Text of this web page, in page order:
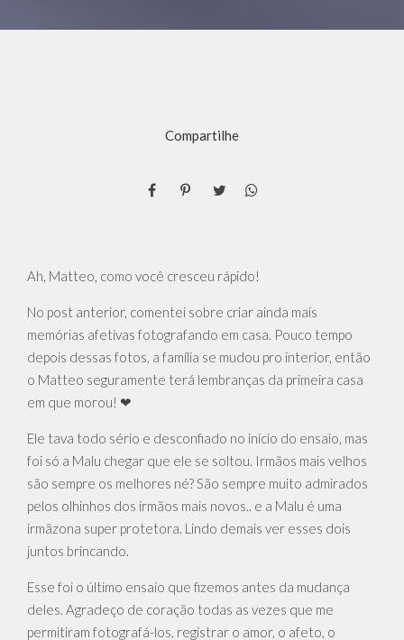
Compartilhe
Ah, Matteo, como você cresceu rápido!
No post anterior, comentei sobre criar ainda mais
memórias afetivas fotografando em casa. Pouco tempo
depois dessas fotos, a família se mudou pro interior, então
o Matteo seguramente terá lembranças da primeira casa
em que morou! ❤
Ele tava todo sério e desconfiado no início do ensaio, mas
foi só a Malu chegar que ele se soltou. Irmãos mais velhos
são sempre os melhores né? São sempre muito admirados
pelos olhinhos dos irmãos mais novos.. e a Malu é uma
irmãzona super protetora. Lindo demais ver esses dois
juntos brincando.
Esse foi o último ensaio que fizemos antes da mudança
deles. Agradeço de coração todas as vezes que me
permitiram fotografá-los, registrar o amor, o afeto, o